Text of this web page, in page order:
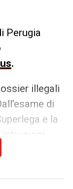
Perugia
.
illegali
di
e la
: intrusioni
i conti